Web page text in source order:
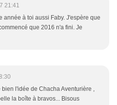
21:41
année à toi aussi Faby. J'espère que
que 2016 n'a fini. Je
l'idée de Chacha Aventurière ,
la boîte à bravos... Bisous